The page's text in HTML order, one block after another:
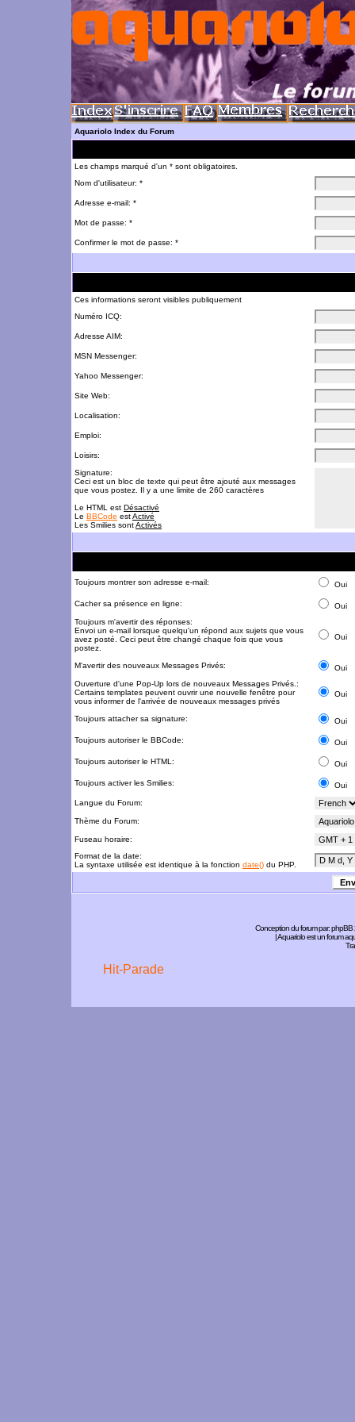
Aquariolo Index du Forum
Les champs marqué d'un * sont obligatoires.
Nom d'utilisateur: *
Adresse e-mail: *
Mot de passe: *
Confirmer le mot de passe: *
Ces informations seront visibles publiquement
Numéro ICQ:
Adresse AIM:
MSN Messenger:
Yahoo Messenger:
Site Web:
Localisation:
Emploi:
Loisirs:
Signature:
Ceci est un bloc de texte qui peut être ajouté aux messages
que vous postez. Il y a une limite de 260 caractères
Le HTML est Désactivé
Le BBCode estActivé
Les Smilies sontActivés
Toujours montrer son adresse e-mail: Oui
Cacher sa présence en ligne:
Oui
Toujours m'avertir des réponses:
Envoi un e-mail lorsque quelqu'un répond aux sujets que vous
avez posté. Ceci peut être changé chaque fois que vous
postez.
Oui
M'avertir des nouveaux Messages Privés:
Oui
Ouverture d'une Pop-Up lors de nouveaux Messages Privés.:
Certains templates peuvent ouvrir une nouvelle fenêtre pour
vous informer de l'arrivée de nouveaux messages privés
Oui
Toujours attacher sa signature: Oui
Toujours autoriser le BBCode: Oui
Toujours autoriser le HTML: Oui
Toujours activer les Smilies:
Oui
Langue du Forum:
Thème du Forum:
Fuseau horaire:
Format de la date:
La syntaxe utilisée est identique à la fonction date() du PHP.
Conception du forum par:phpBB
| Aquariolo est un forum